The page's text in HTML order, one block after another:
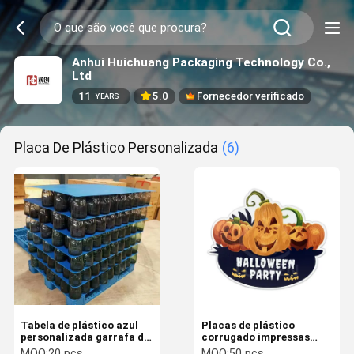
Anhui Huichuang Packaging Technology Co.,
Ltd
11 YEARS 5.0 Fornecedor verificado
Placa De Plástico Personalizada (6)
Tabela de plástico azul
personalizada garrafa de
vinho palete folha oca de
Placas de plástico
corrugado impressas
Decoração de feriado